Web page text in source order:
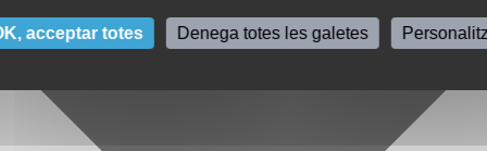
acceptar totes Denega totes les galetes